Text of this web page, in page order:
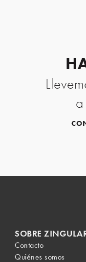
SOBRE
Contacto
Quiénes somos